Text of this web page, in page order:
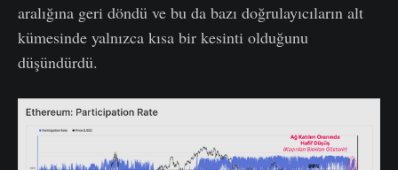
aralığına geri döndü ve bu da bazı doğrulayıcıların alt
kümesinde yalnızca kısa bir kesinti olduğunu
düşündürdü.